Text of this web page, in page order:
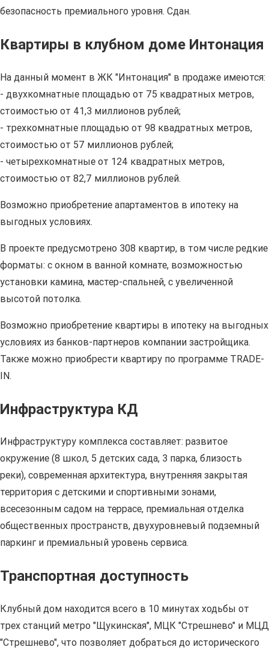
безопасность премиального уровня. Сдан.
Квартиры в клубном доме Интонация
На данный момент в ЖК "Интонация" в продаже имеются:
- двухкомнатные площадью от 75 квадратных метров,
стоимостью от 41,3 миллионов рублей;
- трехкомнатные площадью от 98 квадратных метров,
стоимостью от 57 миллионов рублей;
- четырехкомнатные от 124 квадратных метров,
стоимостью от 82,7 миллионов рублей.
Возможно приобретение апартаментов в ипотеку на
выгодных условиях.
В проекте предусмотрено 308 квартир, в том числе редкие
форматы: с окном в ванной комнате, возможностью
установки камина, мастер-спальней, с увеличенной
высотой потолка.
Возможно приобретение квартиры в ипотеку на выгодных
условиях из банков-партнеров компании застройщика.
Также можно приобрести квартиру по программе TRADE-
IN.
Инфраструктура КД
Инфраструктуру комплекса составляет: развитое
окружение (8 школ, 5 детских сада, 3 парка, близость
реки), современная архитектура, внутренняя закрытая
территория с детскими и спортивными зонами,
всесезонным садом на террасе, премиальная отделка
общественных пространств, двухуровневый подземный
паркинг и премиальный уровень сервиса.
Транспортная доступность
Клубный дом находится всего в 10 минутах ходьбы от
трех станций метро "Щукинская", МЦК "Стрешнево" и МЦД
"Стрешнево", что позволяет добраться до исторического